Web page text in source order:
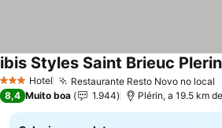
3 EstrelasHotel Restaurante Resto Novo no local
ibis Styles Saint Brieuc Plerin
8,4 Muito boa 1.944 Plérin, a 19.5 km